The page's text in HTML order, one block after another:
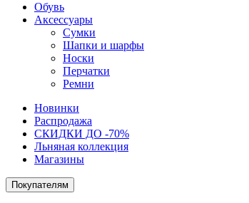
Обувь
Аксессуары
Сумки
Шапки и шарфы
Носки
Перчатки
Ремни
Новинки
Распродажа
СКИДКИ ДО -70%
Льняная коллекция
Магазины
Покупателям